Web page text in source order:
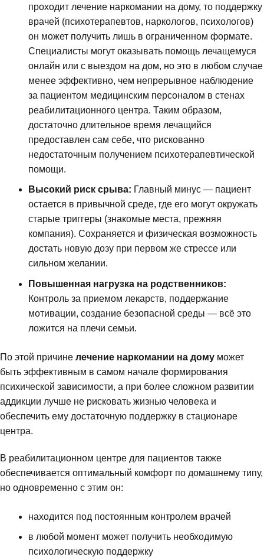
проходит лечение наркомании на дому, то поддержку
врачей (психотерапевтов, наркологов, психологов)
он может получить лишь в ограниченном формате.
Специалисты могут оказывать помощь лечащемуся
онлайн или с выездом на дом, но это в любом случае
менее эффективно, чем непрерывное наблюдение
за пациентом медицинским персоналом в стенах
реабилитационного центра. Таким образом,
достаточно длительное время лечащийся
предоставлен сам себе, что рискованно
недостаточным получением психотерапевтической
помощи.
Высокий риск срыва: Главный минус — пациент
остается в привычной среде, где его могут окружать
старые триггеры (знакомые места, прежняя
компания). Сохраняется и физическая возможность
достать новую дозу при первом же стрессе или
сильном желании.
Повышенная нагрузка на родственников:
Контроль за приемом лекарств, поддержание
мотивации, создание безопасной среды — всё это
ложится на плечи семьи.
По этой причине лечение наркомании на дому может
быть эффективным в самом начале формирования
психической зависимости, а при более сложном развитии
аддикции лучше не рисковать жизнью человека и
обеспечить ему достаточную поддержку в стационаре
центра.
В реабилитационном центре для пациентов также
обеспечивается оптимальный комфорт по домашнему типу,
но одновременно с этим он:
находится под постоянным контролем врачей
в любой момент может получить необходимую
психологическую поддержку